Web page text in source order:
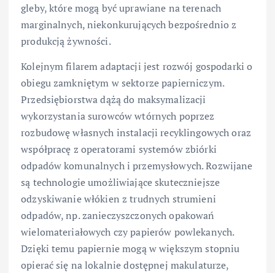
gleby, które mogą być uprawiane na terenach
marginalnych, niekonkurujących bezpośrednio z
produkcją żywności.
Kolejnym filarem adaptacji jest rozwój gospodarki o
obiegu zamkniętym w sektorze papierniczym.
Przedsiębiorstwa dążą do maksymalizacji
wykorzystania surowców wtórnych poprzez
rozbudowę własnych instalacji recyklingowych oraz
współpracę z operatorami systemów zbiórki
odpadów komunalnych i przemysłowych. Rozwijane
są technologie umożliwiające skuteczniejsze
odzyskiwanie włókien z trudnych strumieni
odpadów, np. zanieczyszczonych opakowań
wielomateriałowych czy papierów powlekanych.
Dzięki temu papiernie mogą w większym stopniu
opierać się na lokalnie dostępnej makulaturze,